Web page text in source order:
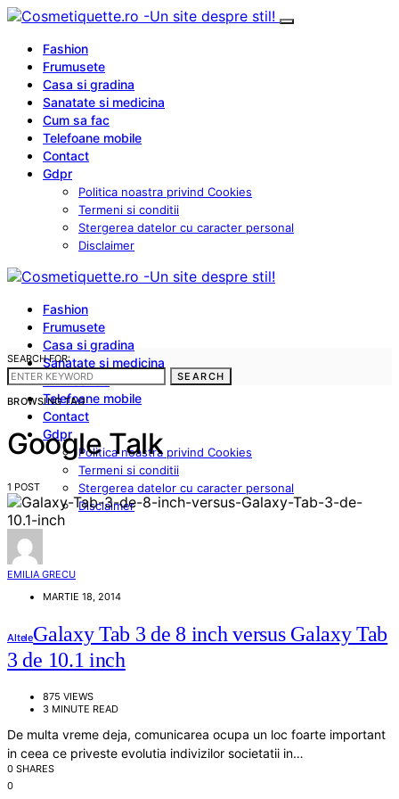
Fashion
Frumusete
Casa si gradina
Sanatate si medicina
Cum sa fac
Telefoane mobile
Contact
Gdpr
Politica noastra privind Cookies
Termeni si conditii
Stergerea datelor cu caracter personal
Disclaimer
Fashion
Frumusete
Casa si gradina
Sanatate si medicina
Cum sa fac
Telefoane mobile
Contact
Gdpr
Politica noastra privind Cookies
Termeni si conditii
Stergerea datelor cu caracter personal
Disclaimer
SEARCH FOR:
SEARCH
BROWSING TAG
Google Talk
1 POST
EMILIA GRECU
MARTIE 18, 2014
AlteleGalaxy Tab 3 de 8 inch versus Galaxy Tab
3 de 10.1 inch
875 VIEWS
3 MINUTE READ
De multa vreme deja, comunicarea ocupa un loc foarte important
in ceea ce priveste evolutia indivizilor societatii in…
0 SHARES
0